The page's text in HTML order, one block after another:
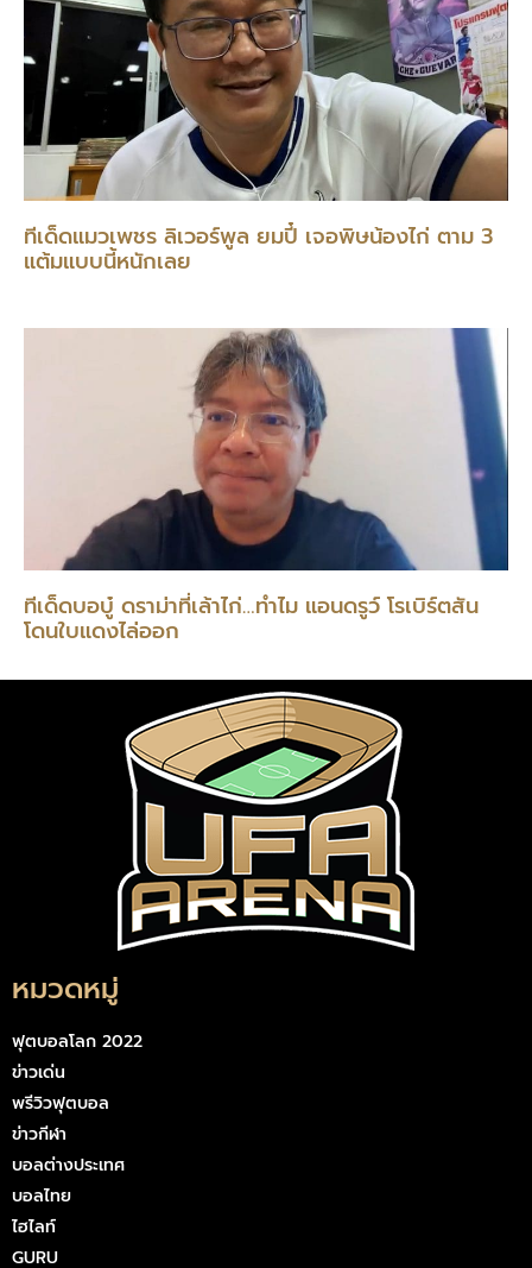
ทีเด็ดแมวเพชร ลิเวอร์พูล ยมปี๋ เจอพิษน้องไก่ ตาม 3
แต้มแบบนี้หนักเลย
ทีเด็ดบอบู๋ ดราม่าที่เล้าไก่…ทำไม แอนดรูว์ โรเบิร์ตสัน
โดนใบแดงไล่ออก
หมวดหมู่
ฟุตบอลโลก 2022
ข่าวเด่น
พรีวิวฟุตบอล
ข่าวกีฬา
บอลต่างประเทศ
บอลไทย
ไฮไลท์
GURU